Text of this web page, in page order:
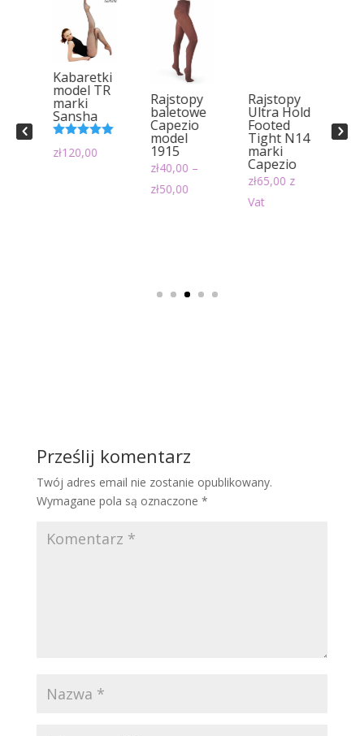
Kabaretki
model TR
marki
Sansha
Oceniono
5.00na 5
zł120,00
Rajstopy
baletowe
Capezio
model
1915
zł40,00 –
zł50,00Zakres
zł50,00
Rajstopy
Ultra Hold
Footed
Tight N14
marki
Capezio
zł65,00 z
Vat
Prześlij komentarz
Twój adres email nie zostanie opublikowany.
Wymagane pola są oznaczone *